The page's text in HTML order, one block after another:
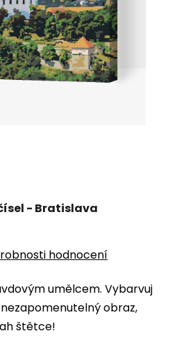
umělcem. Vybarvuj
obraz,
štětce!
- Bratislava
hodnocení